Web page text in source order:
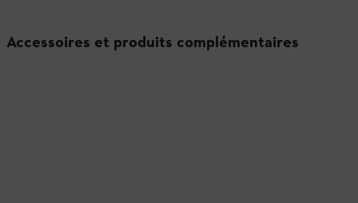
Accessoires et produits complémentaires